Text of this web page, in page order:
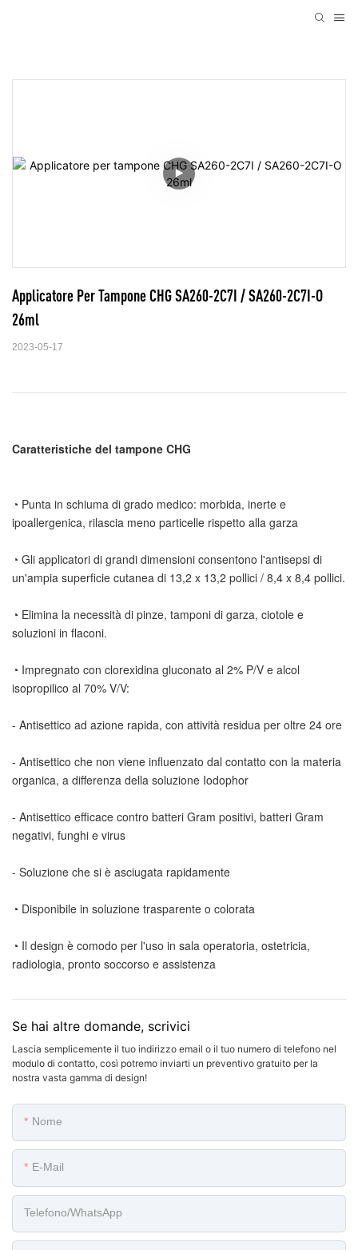
Applicatore Per Tampone CHG SA260-2C7I / SA260-2C7I-O
26ml
2023-05-17
◔ Punta in schiuma di grado medico: morbida, inerte e
◔ Gli applicatori di grandi dimensioni consentono l'antisepsi di
◔ Elimina la necessità di pinze, tamponi di garza, ciotole e
◔ Impregnato con clorexidina gluconato al 2% P/V e alcol
- Antisettico che non viene influenzato dal contatto con la materia
- Antisettico efficace contro batteri Gram positivi, batteri Gram
◔ Il design è comodo per l'uso in sala operatoria, ostetricia,
Se hai altre domande, scrivici
Lascia semplicemente il tuo indirizzo email o il tuo numero di telefono nel
modulo di contatto, così potremo inviarti un preventivo gratuito per la
nostra vasta gamma di design!
Nome
E-Mail
Telefono/WhatsApp